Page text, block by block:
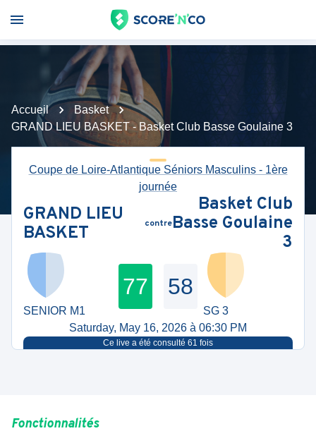
Accueil
Basket
GRAND LIEU BASKET - Basket Club Basse Goulaine 3
Coupe de Loire-Atlantique Séniors Masculins - 1ère
journée
GRAND LIEU
BASKET
contre
Basket Club
Basse Goulaine
3
SENIOR M1
77 58
SG 3
Saturday, May 16, 2026 à 06:30 PM
Ce live a été consulté 61 fois
Fonctionnalités